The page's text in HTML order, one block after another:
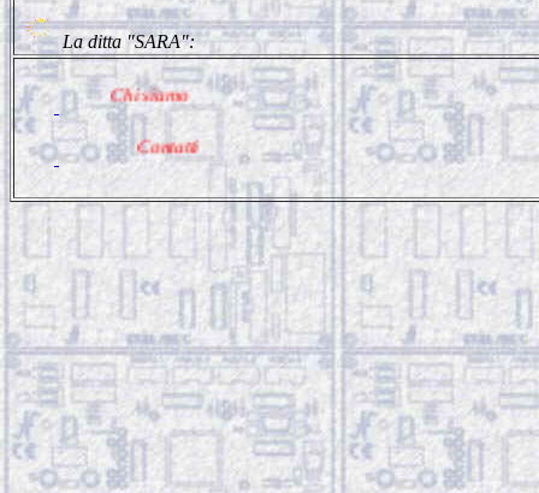
La ditta "SARA":
Chi siamo
Contatti